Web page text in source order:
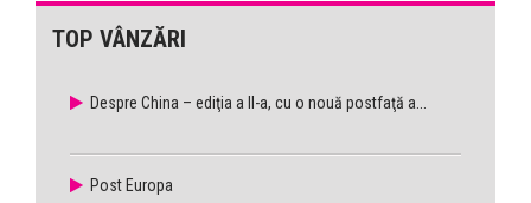
TOP VÂNZĂRI
Despre China – ediţia a II-a, cu o nouă postfaţă a...
Post Europa